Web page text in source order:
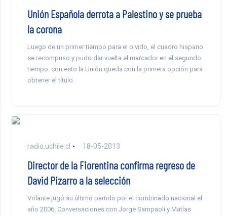
Unión Española derrota a Palestino y se prueba
la corona
Luego de un primer tiempo para el olvido, el cuadro hispano
se recompuso y pudo dar vuelta el marcador en el segundo
tiempo. con esto la Unión queda con la primera opción para
obtener el título.
radio.uchile.cl 18-05-2013
Director de la Fiorentina confirma regreso de
David Pizarro a la selección
Volante jugó su último partido por el combinado nacional el
año 2006. Conversaciones con Jorge Sampaoli y Matías